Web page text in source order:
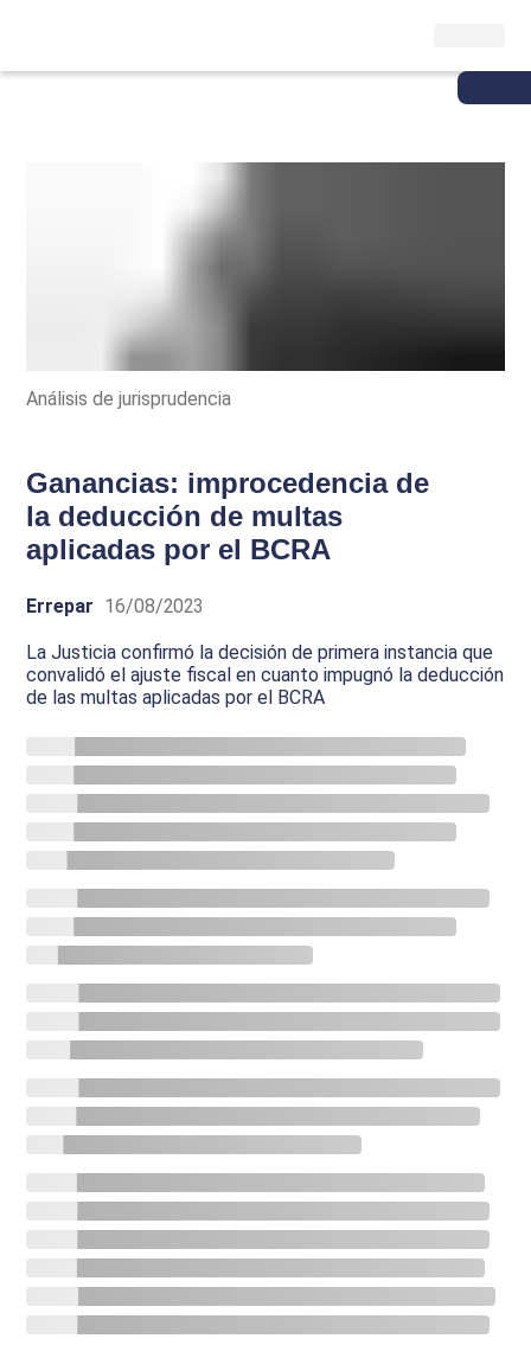
Análisis de jurisprudencia
Ganancias: improcedencia de
la deducción de multas
aplicadas por el BCRA
Errepar 16/08/2023
La Justicia confirmó la decisión de primera instancia que
convalidó el ajuste fiscal en cuanto impugnó la deducción
de las multas aplicadas por el BCRA